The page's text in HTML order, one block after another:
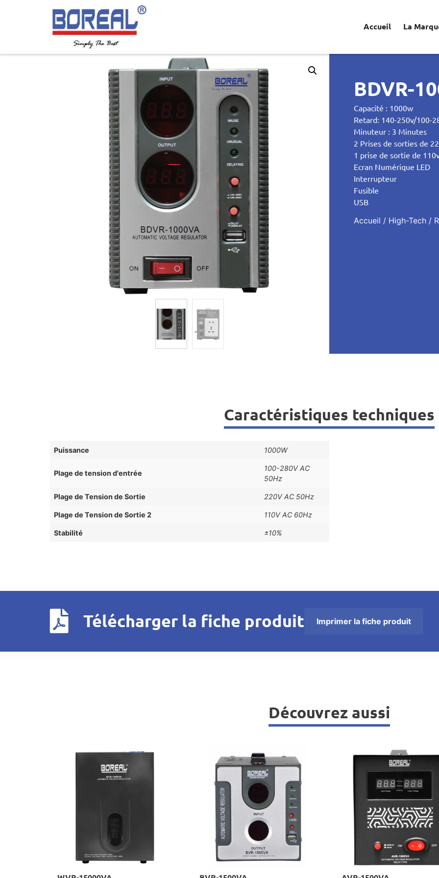
Accueil La
BDVR-
Capacité : 1000w
Retard: 140-250v/100-
Minuteur : 3 Minutes
2 Prises de sorties de
1 prise de sortie de
Ecran Numérique LED
Interrupteur
Fusible
USB
Accueil / High-Tech /
Caractéristiques techniques
Puissance 1000W
Plage de tension d'entrée
100-280V AC
50Hz
Plage de Tension de Sortie 220V AC 50Hz
Plage de Tension de Sortie 2 110V AC 60Hz
Stabilité ±10%
Télécharger la fiche produit Imprimer la fiche produit
Découvrez aussi